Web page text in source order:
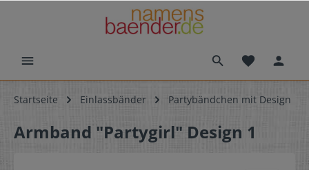
Startseite Einlassbänder Partybändchen mit Design
Armband "Partygirl" Design 1